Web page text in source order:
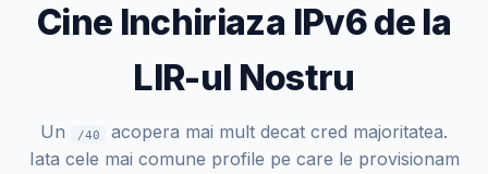
Cine Inchiriaza IPv6 de la
LIR-ul Nostru
Un /40
acopera mai mult decat cred majoritatea.
Iata cele mai comune profile pe care le provisionam